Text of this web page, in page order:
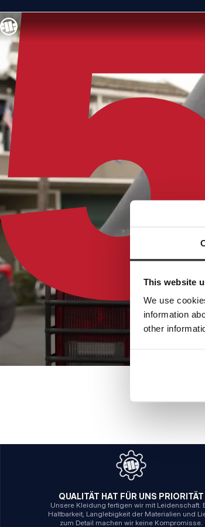
This website
We use
information
other
QUALITÄT HAT FÜR UNS PRIORITÄT
Unsere Kleidung fertigen wir mit Leidenschaft.
Haltbarkeit, Langlebigkeit der Materialien und
zum Detail machen wir keine Kompromisse.